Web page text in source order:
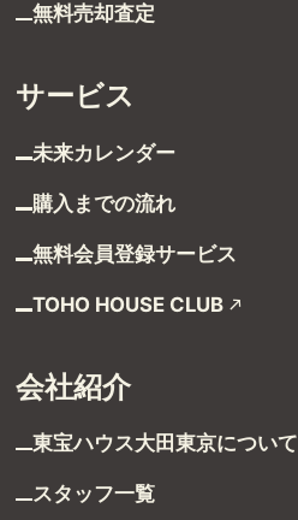
無料売却査定
サービス
未来カレンダー
購入までの流れ
無料会員登録サービス
TOHO HOUSE CLUB
会社紹介
東宝ハウス大田東京について
スタッフ一覧